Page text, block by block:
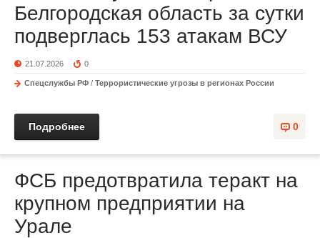
Белгородская область за сутки
подверглась 153 атакам ВСУ
21.07.2026 0
Спецслужбы РФ / Террористические угрозы в регионах России
0
Подробнее
ФСБ предотвратила теракт на
крупном предприятии на
Урале